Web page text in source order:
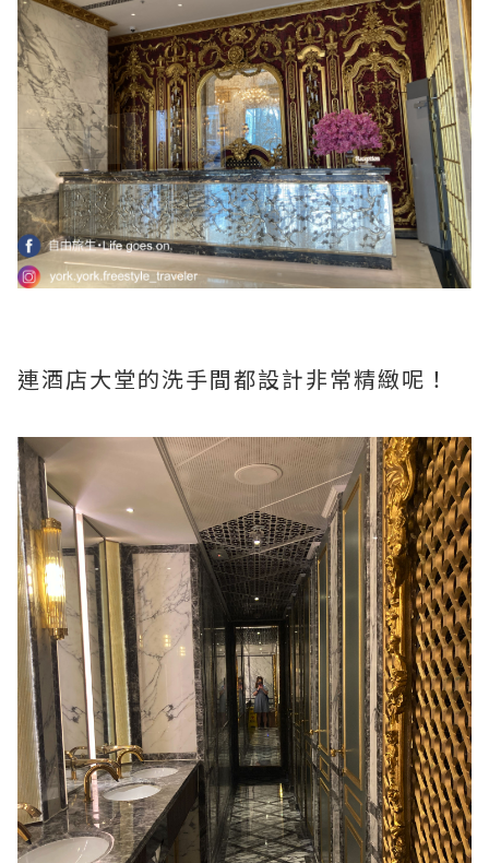
連酒店大堂的洗手間都設計非常精緻呢！